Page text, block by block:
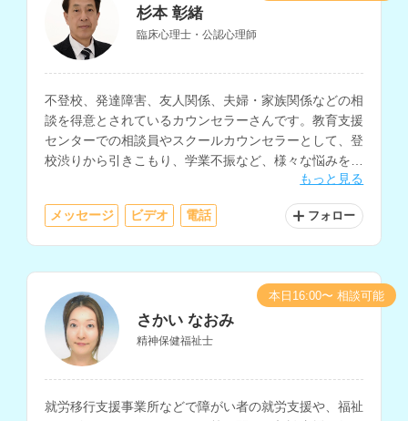
杉本 彰緒
臨床心理士・公認心理師
不登校、発達障害、友人関係、夫婦・家族関係などの相
談を得意とされているカウンセラーさんです。教育支援
センターでの相談員やスクールカウンセラーとして、登
校渋りから引きこもり、学業不振など、様々な悩みを抱
える子どもとその保護者の相談を多く経験されていま
もっと見る
メッセージ ビデオ 電話 フォロー
さかい なおみ
精神保健福祉士
就労移行支援事業所などで障がい者の就労支援や、福祉
本日16:00〜 相談可能